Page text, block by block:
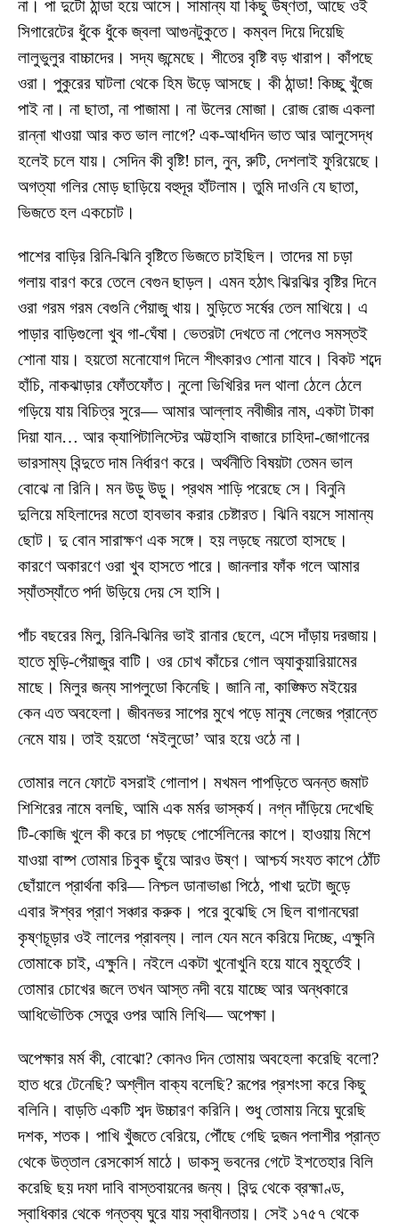
না। পা দুটো ঠান্ডা হয়ে আসে। সামান্য যা কিছু উষ্ণতা, আছে ওই
সিগারেটের ধুঁকে ধুঁকে জ্বলা আগুনটুকুতে। কম্বল দিয়ে দিয়েছি
লালুভুলুর বাচ্চাদের। সদ্য জন্মেছে। শীতের বৃষ্টি বড় খারাপ। কাঁপছে
ওরা। পুকুরের ঘাটলা থেকে হিম উড়ে আসছে। কী ঠান্ডা! কিচ্ছু খুঁজে
পাই না। না ছাতা, না পাজামা। না উলের মোজা। রোজ রোজ একলা
রান্না খাওয়া আর কত ভাল লাগে? এক-আধদিন ভাত আর আলুসেদ্ধ
হলেই চলে যায়। সেদিন কী বৃষ্টি! চাল, নুন, রুটি, দেশলাই ফুরিয়েছে।
অগত্যা গলির মোড় ছাড়িয়ে বহুদূর হাঁটলাম। তুমি দাওনি যে ছাতা,
ভিজতে হল একচোট।
পাশের বাড়ির রিনি-ঝিনি বৃষ্টিতে ভিজতে চাইছিল। তাদের মা চড়া
গলায় বারণ করে তেলে বেগুন ছাড়ল। এমন হঠাৎ ঝিরঝির বৃষ্টির দিনে
ওরা গরম গরম বেগুনি পেঁয়াজু খায়। মুড়িতে সর্ষের তেল মাখিয়ে। এ
পাড়ার বাড়িগুলো খুব গা-ঘেঁষা। ভেতরটা দেখতে না পেলেও সমস্তই
শোনা যায়। হয়তো মনোযোগ দিলে শীৎকারও শোনা যাবে। বিকট শব্দে
হাঁচি, নাকঝাড়ার ফোঁতফোঁত। নুলো ভিখিরির দল থালা ঠেলে ঠেলে
গড়িয়ে যায় বিচিত্র সুরে— আমার আল্লাহ নবীজীর নাম, একটা টাকা
দিয়া যান… আর ক্যাপিটালিস্টের অট্টহাসি বাজারে চাহিদা-জোগানের
ভারসাম্য বিন্দুতে দাম নির্ধারণ করে। অর্থনীতি বিষয়টা তেমন ভাল
বোঝে না রিনি। মন উড়ু উড়ু। প্রথম শাড়ি পরেছে সে। বিনুনি
দুলিয়ে মহিলাদের মতো হাবভাব করার চেষ্টারত। ঝিনি বয়সে সামান্য
ছোট। দু বোন সারাক্ষণ এক সঙ্গে। হয় লড়ছে নয়তো হাসছে।
কারণে অকারণে ওরা খুব হাসতে পারে। জানলার ফাঁক গলে আমার
স্যাঁতস্যাঁতে পর্দা উড়িয়ে দেয় সে হাসি।
পাঁচ বছরের মিলু, রিনি-ঝিনির ভাই রানার ছেলে, এসে দাঁড়ায় দরজায়।
হাতে মুড়ি-পেঁয়াজুর বাটি। ওর চোখ কাঁচের গোল অ্যাকুয়ারিয়ামের
মাছে। মিলুর জন্য সাপলুডো কিনেছি। জানি না, কাঙ্ক্ষিত মইয়ের
কেন এত অবহেলা। জীবনভর সাপের মুখে পড়ে মানুষ লেজের প্রান্তে
নেমে যায়। তাই হয়তো ‘মইলুডো’ আর হয়ে ওঠে না।
তোমার লনে ফোটে বসরাই গোলাপ। মখমল পাপড়িতে অনন্ত জমাট
শিশিরের নামে বলছি, আমি এক মর্মর ভাস্কর্য। নগ্ন দাঁড়িয়ে দেখেছি
টি-কোজি খুলে কী করে চা পড়ছে পোর্সেলিনের কাপে। হাওয়ায় মিশে
যাওয়া বাষ্প তোমার চিবুক ছুঁয়ে আরও উষ্ণ। আশ্চর্য সংযত কাপে ঠোঁট
ছোঁয়ালে প্রার্থনা করি— নিশ্চল ডানাভাঙা পিঠে, পাখা দুটো জুড়ে
এবার ঈশ্বর প্রাণ সঞ্চার করুক। পরে বুঝেছি সে ছিল বাগানঘেরা
কৃষ্ণচূড়ার ওই লালের প্রাবল্য। লাল যেন মনে করিয়ে দিচ্ছে, এক্ষুনি
তোমাকে চাই, এক্ষুনি। নইলে একটা খুনোখুনি হয়ে যাবে মুহূর্তেই।
তোমার চোখের জলে তখন আস্ত নদী বয়ে যাচ্ছে আর অন্ধকারে
আধিভৌতিক সেতুর ওপর আমি লিখি— অপেক্ষা।
অপেক্ষার মর্ম কী, বোঝো? কোনও দিন তোমায় অবহেলা করেছি বলো?
হাত ধরে টেনেছি? অশ্লীল বাক্য বলেছি? রূপের প্রশংসা করে কিছু
বলিনি। বাড়তি একটি শব্দ উচ্চারণ করিনি। শুধু তোমায় নিয়ে ঘুরেছি
দশক, শতক। পাখি খুঁজতে বেরিয়ে, পৌঁছে গেছি দুজন পলাশীর প্রান্ত
থেকে উত্তাল রেসকোর্স মাঠে। ডাকসু ভবনের গেটে ইশতেহার বিলি
করেছি ছয় দফা দাবি বাস্তবায়নের জন্য। বিন্দু থেকে ব্রহ্মাণ্ড,
স্বাধিকার থেকে গন্তব্য ঘুরে যায় স্বাধীনতায়। সেই ১৭৫৭ থেকে